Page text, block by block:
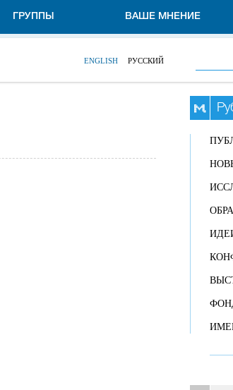
ГРУППЫ ВАШЕ МНЕНИЕ
ENGLISH РУССКИЙ